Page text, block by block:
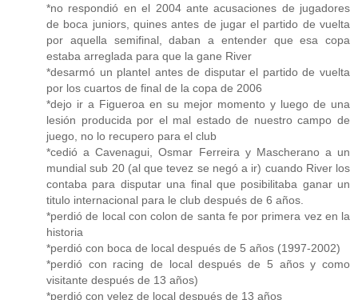
*no respondió en el 2004 ante acusaciones de jugadores
de boca juniors, quines antes de jugar el partido de vuelta
por aquella semifinal, daban a entender que esa copa
estaba arreglada para que la gane River
*desarmó un plantel antes de disputar el partido de vuelta
por los cuartos de final de la copa de 2006
*dejo ir a Figueroa en su mejor momento y luego de una
lesión producida por el mal estado de nuestro campo de
juego, no lo recupero para el club
*cedió a Cavenagui, Osmar Ferreira y Mascherano a un
mundial sub 20 (al que tevez se negó a ir) cuando River los
contaba para disputar una final que posibilitaba ganar un
titulo internacional para le club después de 6 años.
*perdió de local con colon de santa fe por primera vez en la
historia
*perdió con boca de local después de 5 años (1997-2002)
*perdió con racing de local después de 5 años y como
visitante después de 13 años)
*perdió con velez de local después de 13 años